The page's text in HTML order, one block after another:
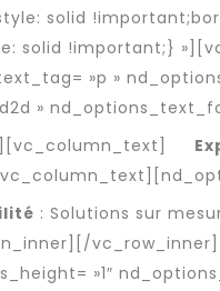
solid
!important;}
»p »
»
: Solutions sur
»1″